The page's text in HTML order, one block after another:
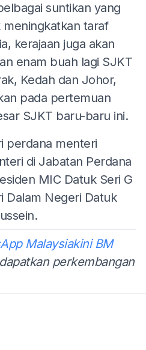
suntikan yang
taraf
kerajaan juga akan
enam buah lagi SJKT
Kedah dan Johor,
pada pertemuan
SJKT baru-baru ini.
perdana menteri
di Jabatan Perdana
MIC Datuk Seri G
Dalam Negeri Datuk
Malaysiakini BM
perkembangan